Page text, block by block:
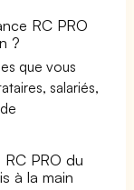
RC PRO
?
que vous
salariés,
PRO du
à la main